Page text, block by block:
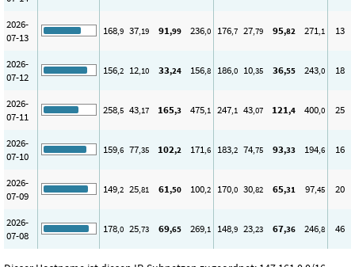
2026-
07-13
168,9 37,19 91,99 236,0 176,7 27,79 95,82 271,1 13
2026-
07-12
156,2 12,10 33,24 156,8 186,0 10,35 36,55 243,0 18
2026-
07-11
258,5 43,17 165,3 475,1 247,1 43,07 121,4 400,0 25
2026-
07-10
159,6 77,35 102,2 171,6 183,2 74,75 93,33 194,6 16
2026-
07-09
149,2 25,81 61,50 100,2 170,0 30,82 65,31 97,45 20
2026-
07-08
178,0 25,73 69,65 269,1 148,9 23,23 67,36 246,8 46